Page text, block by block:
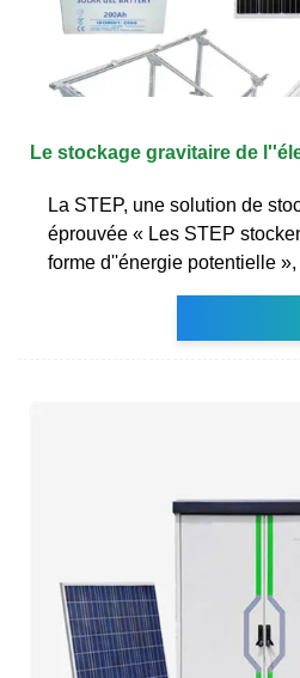
Le stockage gravitaire de
La STEP, une solution de
éprouvée « Les STEP
forme d''énergie potentielle